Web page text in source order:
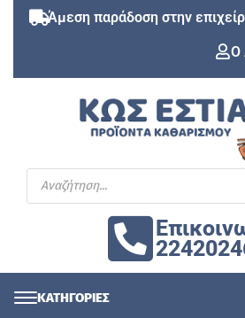
Άμεση παράδοση στην
Ο